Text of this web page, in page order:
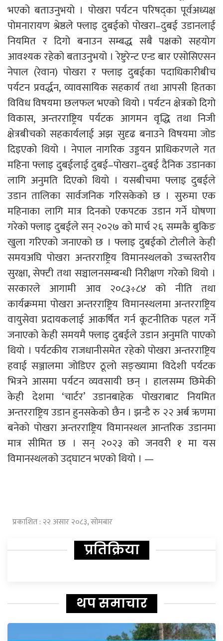
भएको बताउनुभयो । पोखरा पर्यटन परिषद्का पूर्वअध्यक्ष
पोमनारायण श्रेष्ठले फ्लाइ दुबईको पोखरा–दुबई उडानलाई
नियमित र दिगो बनाउन सम्बद्ध सबै पक्षको सहयोग
आवश्यक रहेको बताउनुभयो । रेष्टुरेन्ट एन्ड बार एसोसिएसन
नेपाल (रेवान) पोखरा र फ्लाइ दुबईका पदाधिकारीबीच
पर्यटन प्रवर्द्धन, व्यावसायिक सहकार्य तथा आपसी हितका
विविध विषयमा छलफल भएको थियो । पर्यटन क्षेत्रको दिगो
विकास, अन्तरराष्ट्रिय पर्यटक आगमन वृद्धि तथा निजी
क्षेत्रबीचको सहकार्यलाई अझ सुदृढ बनाउने विषयमा जोड
दिइएको थियो । नेपाल नागरिक उड्डयन प्राधिकरणले गत
महिना फ्लाइ दुबईलाई दुबई–पोखरा–दुबई दैनिक उडानका
लागि अनुमति दिएको थियो । यसबीचमा फ्लाइ दुबईले
उडान तालिका सार्वजनिक गरिसकेको छ । सुरुमा एक
महिनाका लागि मात्र दिनको एकपटक उडान गर्ने घोषणा
गरेको फ्लाइ दुबईले सन् २०२७ को मार्च २६ सम्मकै बुकिङ
खुला गरिएको जनाएको छ । फ्लाइ दुबईको टोलीले केही
समयअघि पोखरा अन्तरराष्ट्रिय विमानस्थलको उच्चस्तरीय
सुरक्षा, सेफ्टी तथा सञ्चालनसम्बन्धी निरीक्षण गरेको थियो ।
सरकारले आगामी आव २०८३÷८४ को नीति तथा
कार्यक्रममा पोखरा अन्तरराष्ट्रिय विमानस्थलमा अन्तरराष्ट्रिय
वायुसेवा प्रदायकलाई आकर्षित गर्न कूटनीतिक पहल गर्ने
जनाएको केही समयमै फ्लाइ दुबईले उडान अनुमति पाएको
थियो । पर्यटकीय राजधानीसमेत रहेको पोखरा अन्तरराष्ट्रिय
हवाई सञ्जालमा जोडिएर ठूलो सङ्ख्यामा विदेशी पर्यटक
भित्रने आसमा पर्यटन व्यवसायी छन् । हालसम्म छिमेकी
केही देशमा ‘चार्टर’ उडानबाहेक पोखराबाट नियमित
अन्तरराष्ट्रिय उडान हुनसकेको छैन । झन्डै रु २२ अर्ब ऋणमा
बनेको पोखरा अन्तरराष्ट्रिय विमानस्थल आन्तरिक उडानमा
मात्र सीमित छ । सन् २०२३ को जनवरी १ मा यस
विमानस्थलको उद्घाटन भएको थियो । —
प्रकाशित : २२ असार २०८३, सोमबार
प्रतिक्रिया
थप समाचार